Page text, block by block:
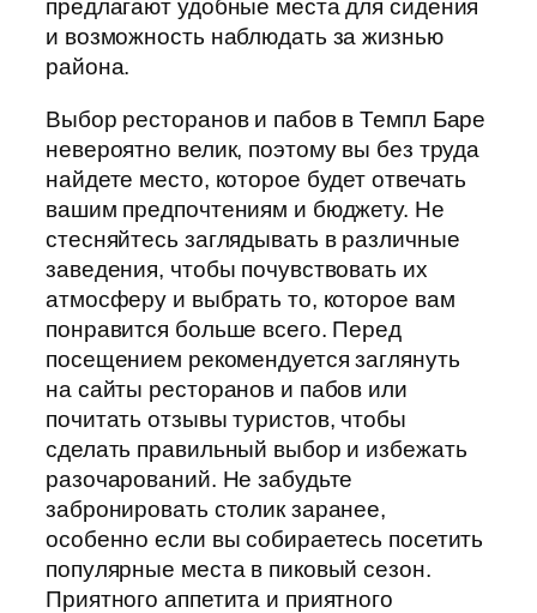
предлагают удобные места для сидения
и возможность наблюдать за жизнью
района.
Выбор ресторанов и пабов в Темпл Баре
невероятно велик, поэтому вы без труда
найдете место, которое будет отвечать
вашим предпочтениям и бюджету. Не
стесняйтесь заглядывать в различные
заведения, чтобы почувствовать их
атмосферу и выбрать то, которое вам
понравится больше всего. Перед
посещением рекомендуется заглянуть
на сайты ресторанов и пабов или
почитать отзывы туристов, чтобы
сделать правильный выбор и избежать
разочарований. Не забудьте
забронировать столик заранее,
особенно если вы собираетесь посетить
популярные места в пиковый сезон.
Приятного аппетита и приятного